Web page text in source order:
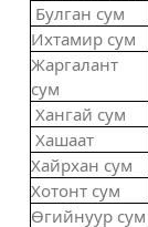
Булган сум
Ихтамир сум
Жаргалант
сум
Хангай сум
Хашаат
Хайрхан сум
Хотонт сум
Өгийнуур сум